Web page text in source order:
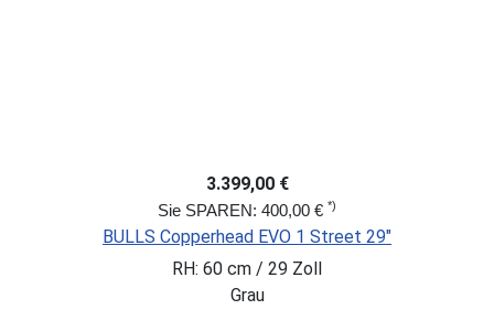
3.399,00 €
Sie SPAREN: 400,00 € *)
BULLS Copperhead EVO 1 Street 29"
RH: 60 cm / 29 Zoll
Grau